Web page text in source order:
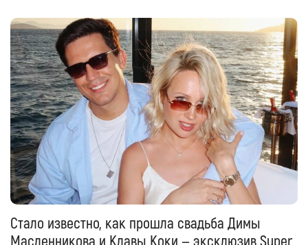
Стало известно, как прошла свадьба Димы